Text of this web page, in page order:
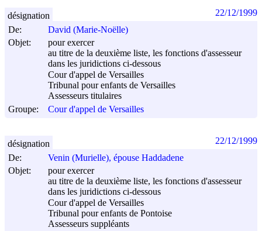
De:
David (Marie-Noëlle)
Objet:
pour exercer
au titre de la deuxième liste, les fonctions d'assesseur
dans les juridictions ci-dessous
Cour d'appel de Versailles
Tribunal pour enfants de Versailles
Assesseurs titulaires
Groupe:
Cour d'appel de Versailles
désignation 22/12/1999
De:
Venin (Murielle), épouse Haddadene
Objet:
pour exercer
au titre de la deuxième liste, les fonctions d'assesseur
dans les juridictions ci-dessous
Cour d'appel de Versailles
Tribunal pour enfants de Pontoise
Assesseurs suppléants
désignation 22/12/1999